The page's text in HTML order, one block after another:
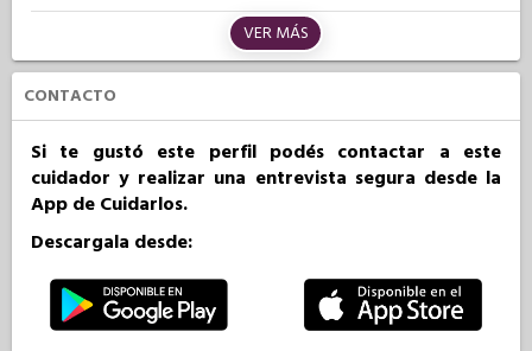
VER MÁS
CONTACTO
Si te gustó este perfil podés contactar a este
cuidador y realizar una entrevista segura desde la
App de Cuidarlos.
Descargala desde: